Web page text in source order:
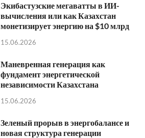
Экибастузские мегаватты в ИИ-
вычисления или как Казахстан
монетизирует энергию на $10 млрд
15.06.2026
Маневренная генерация как
фундамент энергетической
независимости Казахстана
15.06.2026
Зеленый прорыв в энергобалансе и
новая структура генерации